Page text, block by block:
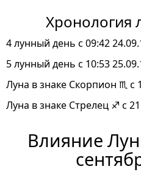
Хронология
4 лунный день с 09:42
5 лунный день с 10:53
Луна в знаке Скорпион ♏ с
Луна в знаке Стрелец ♐ с
Влияние